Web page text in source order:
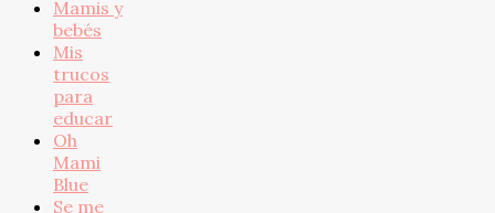
Mamis y
bebés
Mis
trucos
para
educar
Oh
Mami
Blue
Se me